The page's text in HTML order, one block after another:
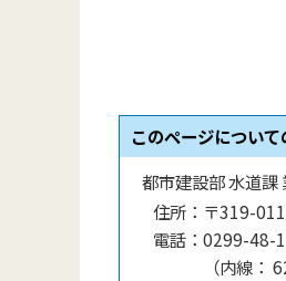
このページについ
都市建設部 水道課
住所： 〒319-
電話： 0299-48-
（内線 ：